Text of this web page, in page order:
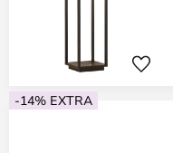
-14% EXTRA